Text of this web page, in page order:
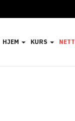
HJEM KURS